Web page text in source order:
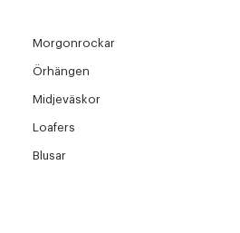
Morgonrockar
Örhängen
Midjeväskor
Loafers
Blusar